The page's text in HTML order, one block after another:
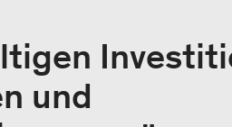
und